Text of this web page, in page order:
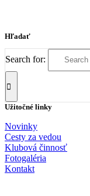
Hľadať
Search for:
Užitočné linky
Novinky
Cesty za vedou
Klubová činnosť
Fotogaléria
Kontakt